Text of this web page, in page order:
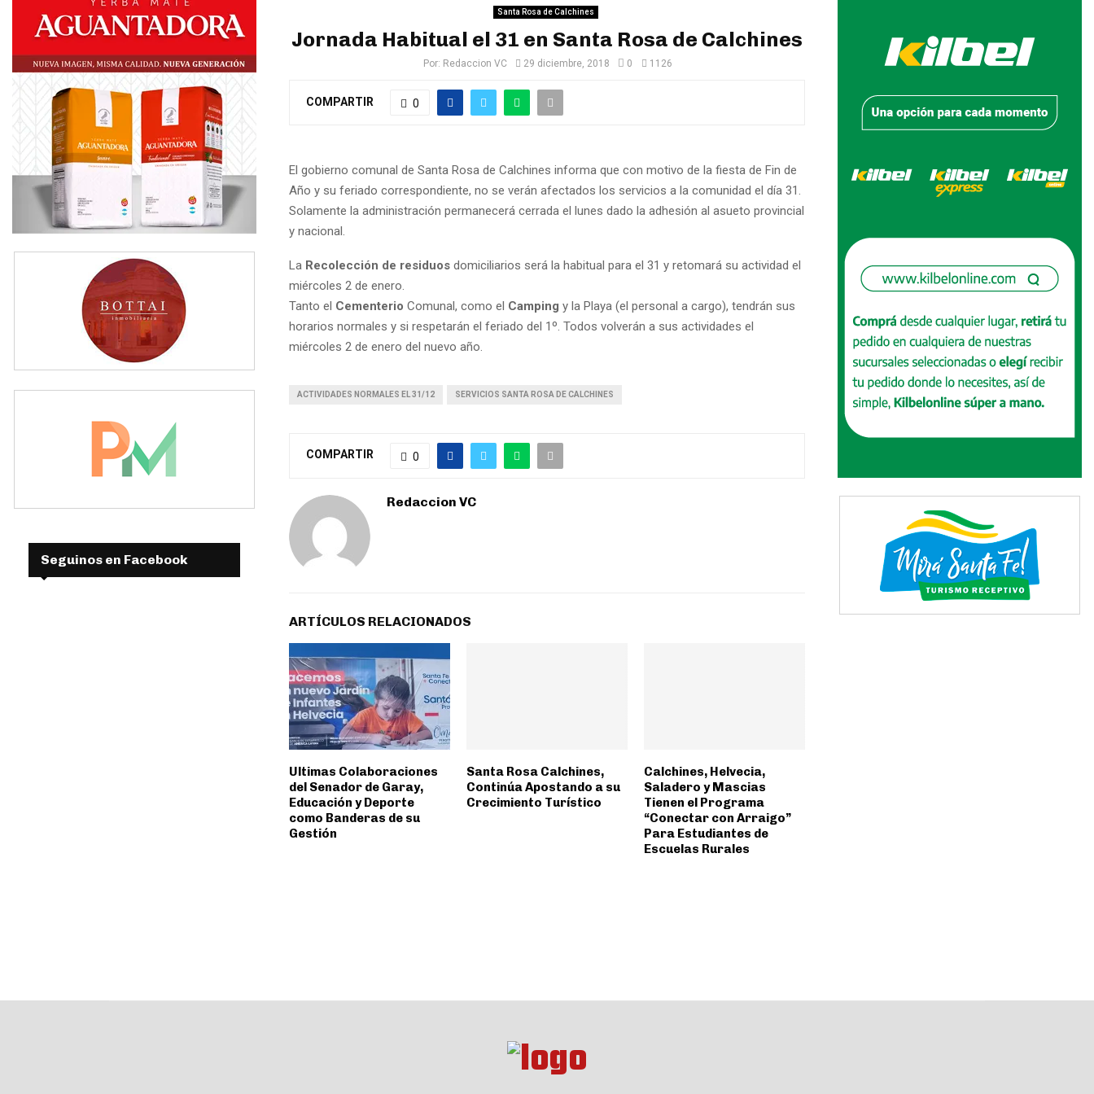
Santa Rosa de Calchines
Jornada Habitual el 31 en Santa Rosa de Calchines
Por: Redaccion VC 29 diciembre, 2018 0 1126
COMPARTIR 0
El gobierno comunal de Santa Rosa de Calchines informa que con motivo de la fiesta de Fin de
Año y su feriado correspondiente, no se verán afectados los servicios a la comunidad el día 31.
Solamente la administración permanecerá cerrada el lunes dado la adhesión al asueto provincial
y nacional.
La Recolección de residuos domiciliarios será la habitual para el 31 y retomará su actividad el
miércoles 2 de enero.
Tanto el Cementerio Comunal, como el Camping y la Playa (el personal a cargo), tendrán sus
horarios normales y si respetarán el feriado del 1º. Todos volverán a sus actividades el
miércoles 2 de enero del nuevo año.
ACTIVIDADES NORMALES EL 31/12 SERVICIOS SANTA ROSA DE CALCHINES
COMPARTIR 0
Redaccion VC
ARTÍCULOS RELACIONADOS
Ultimas Colaboraciones
del Senador de Garay,
Educación y Deporte
como Banderas de su
Gestión
Santa Rosa Calchines,
Continúa Apostando a su
Crecimiento Turístico
Calchines, Helvecia,
Saladero y Mascias
Tienen el Programa
“Conectar con Arraigo”
Para Estudiantes de
Escuelas Rurales
Seguinos en Facebook